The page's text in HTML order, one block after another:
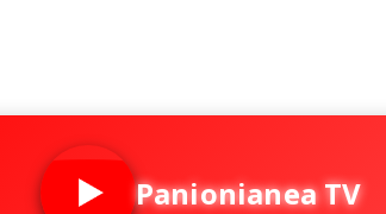
Panionianea TV